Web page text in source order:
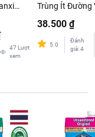
47 Lượt
xem
Trùng Ít Đường
38.500 ₫
5.0
Đánh
giá:4